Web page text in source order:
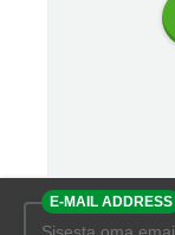
E-MAIL ADDRESS